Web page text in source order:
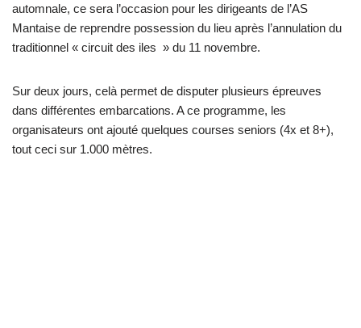
automnale, ce sera l’occasion pour les dirigeants de l’AS
Mantaise de reprendre possession du lieu après l’annulation du
traditionnel « circuit des iles » du 11 novembre.
Sur deux jours, celà permet de disputer plusieurs épreuves
dans différentes embarcations. A ce programme, les
organisateurs ont ajouté quelques courses seniors (4x et 8+),
tout ceci sur 1.000 mètres.